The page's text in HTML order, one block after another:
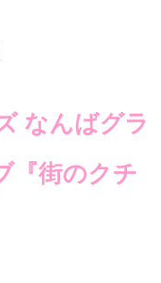
なんばグラ
『街のクチ